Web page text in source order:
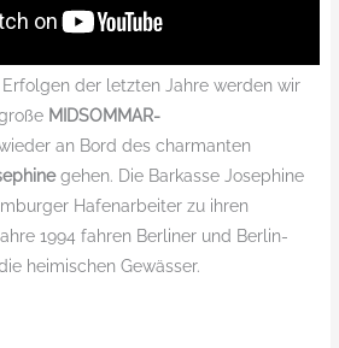
der letzten Jahre werden wir
MIDSOMMAR-
an Bord des charmanten
gehen. Die Barkasse Josephine
Hafenarbeiter zu ihren
1994 fahren Berliner und Berlin-
heimischen Gewässer.